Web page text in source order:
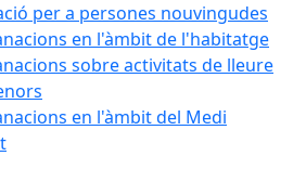
per a persones nouvingudes
en l'àmbit de l'habitatge
sobre activitats de lleure
en l'àmbit del Medi